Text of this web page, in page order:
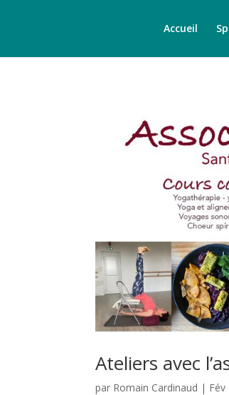
Accueil
Ateliers avec
par Romain Cardinaud | Fév